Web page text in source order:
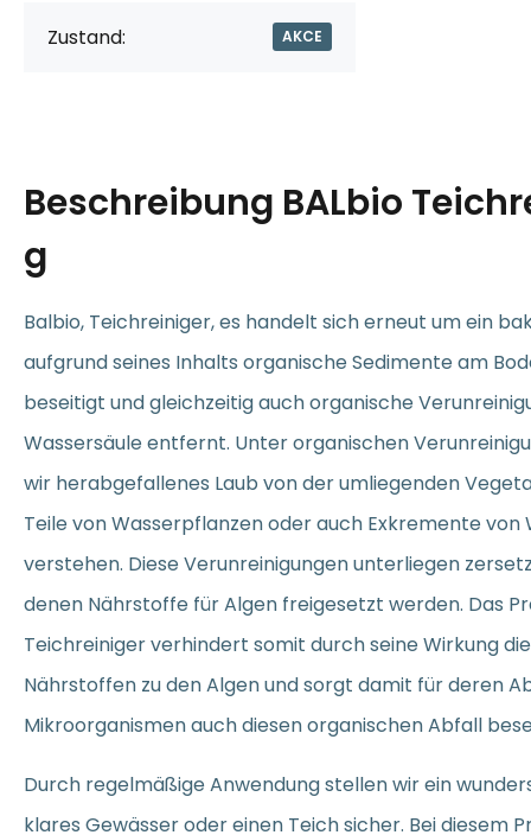
Zustand: AKCE
Beschreibung BALbio
g
Balbio, Teichreiniger, es handelt sich erneut um ein
aufgrund seines Inhalts organische Sedimente am
beseitigt und gleichzeitig auch organische
Wassersäule entfernt. Unter organischen
wir herabgefallenes Laub von der umliegenden
Teile von Wasserpflanzen oder auch Exkremente von
verstehen. Diese Verunreinigungen unterliegen
denen Nährstoffe für Algen freigesetzt werden. Das
Teichreiniger verhindert somit durch seine Wirkung
Nährstoffen zu den Algen und sorgt damit für deren
Mikroorganismen auch diesen organischen Abfall
Durch regelmäßige Anwendung stellen wir ein
klares Gewässer oder einen Teich sicher. Bei diesem